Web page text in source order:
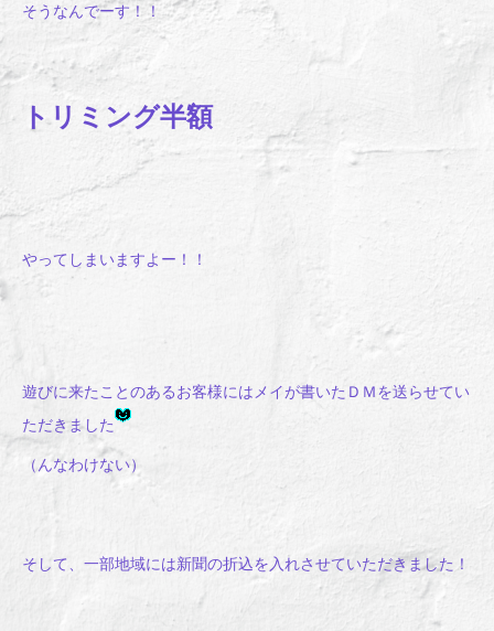
そうなんでーす！！
トリミング半額
やってしまいますよー！！
遊びに来たことのあるお客様にはメイが書いたＤＭを送らせてい
ただきました
（んなわけない）
そして、一部地域には新聞の折込を入れさせていただきました！